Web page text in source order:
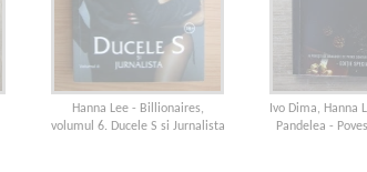
Hanna Lee - Billionaires,
volumul 6. Ducele S si Jurnalista
Ivo Dima, Hanna
Pandelea -